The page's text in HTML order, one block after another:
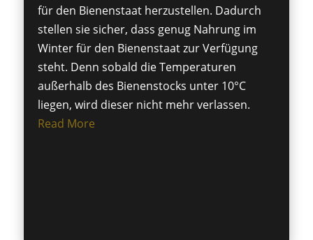
für den Bienenstaat herzustellen. Dadurch
stellen sie sicher, dass genug Nahrung im
Winter für den Bienenstaat zur Verfügung
steht. Denn sobald die Temperaturen
außerhalb des Bienenstocks unter 10°C
liegen, wird dieser nicht mehr verlassen.
Read More